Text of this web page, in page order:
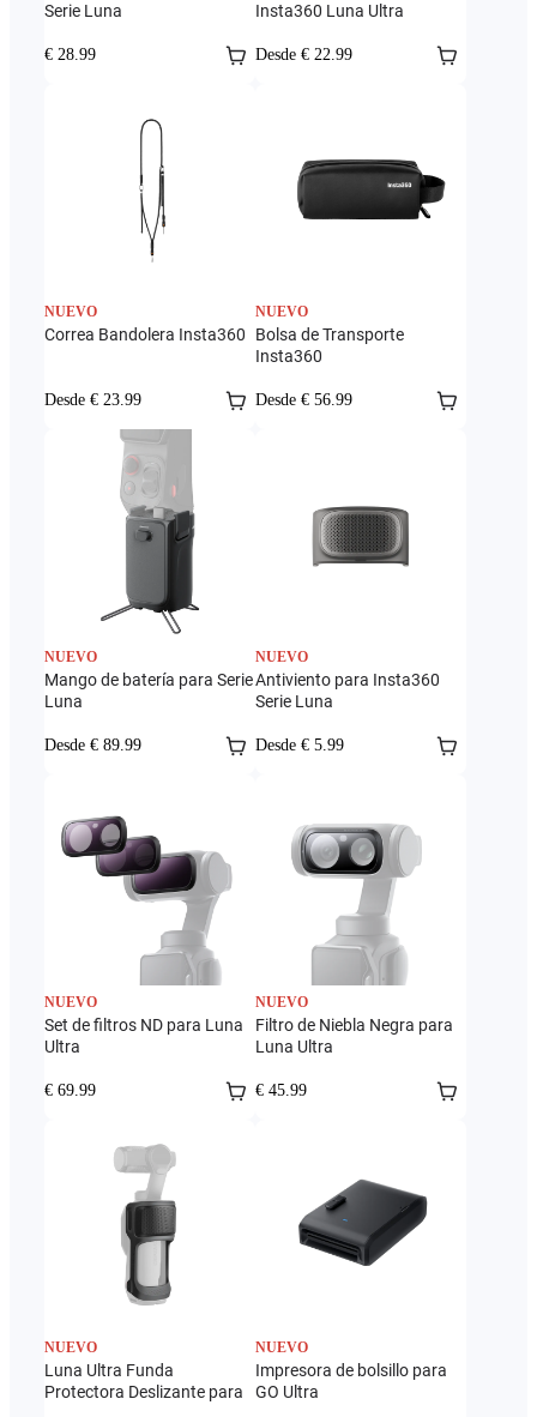
Serie Luna
€ 28.99
Insta360 Luna Ultra
Desde € 22.99
NUEVO
Correa Bandolera Insta360
Desde € 23.99
NUEVO
Bolsa de Transporte
Insta360
Desde € 56.99
NUEVO
Mango de batería para Serie
Luna
Desde € 89.99
NUEVO
Antiviento para Insta360
Serie Luna
Desde € 5.99
NUEVO
Set de filtros ND para Luna
Ultra
€ 69.99
NUEVO
Filtro de Niebla Negra para
Luna Ultra
€ 45.99
NUEVO
Luna Ultra Funda
Protectora Deslizante para
NUEVO
Impresora de bolsillo para
GO Ultra